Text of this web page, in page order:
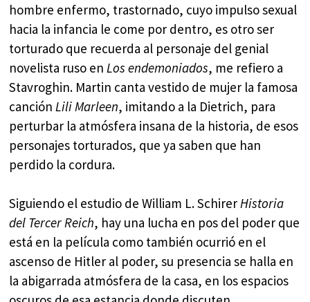
hombre enfermo, trastornado, cuyo impulso sexual
hacia la infancia le come por dentro, es otro ser
torturado que recuerda al personaje del genial
novelista ruso enLos endemoniados, me refiero a
Stavroghin. Martin canta vestido de mujer la famosa
canciónLili Marleen, imitando a la Dietrich, para
perturbar la atmósfera insana de la historia, de esos
personajes torturados, que ya saben que han
perdido la cordura.
Siguiendo el estudio de William L. SchirerHistoria
del Tercer Reich, hay una lucha en pos del poder que
está en la película como también ocurrió en el
ascenso de Hitler al poder, su presencia se halla en
la abigarrada atmósfera de la casa, en los espacios